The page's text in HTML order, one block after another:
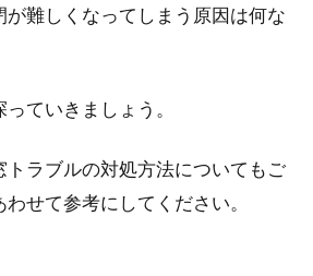
が難しくなってしまう原因は何な
ていきましょう。
ラブルの対処方法についてもご
せて参考にしてください。